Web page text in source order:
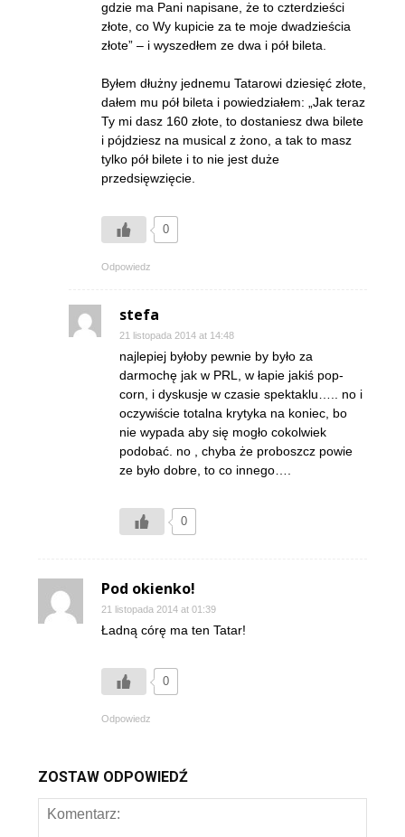
gdzie ma Pani napisane, że to czterdzieści
złote, co Wy kupicie za te moje dwadzieścia
złote” – i wyszedłem ze dwa i pół bileta.
Byłem dłużny jednemu Tatarowi dziesięć złote,
dałem mu pół bileta i powiedziałem: „Jak teraz
Ty mi dasz 160 złote, to dostaniesz dwa bilete
i pójdziesz na musical z żono, a tak to masz
tylko pół bilete i to nie jest duże
przedsięwzięcie.
0
Odpowiedz
stefa
21 listopada 2014 at 14:48
najlepiej byłoby pewnie by było za
darmochę jak w PRL, w łapie jakiś pop-
corn, i dyskusje w czasie spektaklu….. no i
oczywiście totalna krytyka na koniec, bo
nie wypada aby się mogło cokolwiek
podobać. no , chyba że proboszcz powie
ze było dobre, to co innego….
0
Pod okienko!
21 listopada 2014 at 01:39
Ładną córę ma ten Tatar!
0
Odpowiedz
ZOSTAW ODPOWIEDŹ